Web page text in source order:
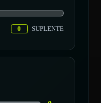
0 SUPLENTE